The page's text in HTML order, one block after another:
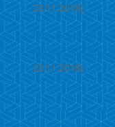
23.11.2018)
Kasvav Eesti
koolide
23.11.2018)